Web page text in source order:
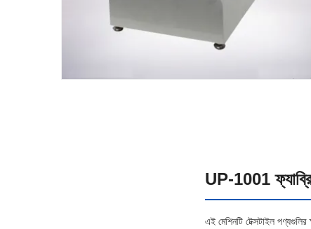
UP-1001
এই মেশিনটি টেক্সটাইল